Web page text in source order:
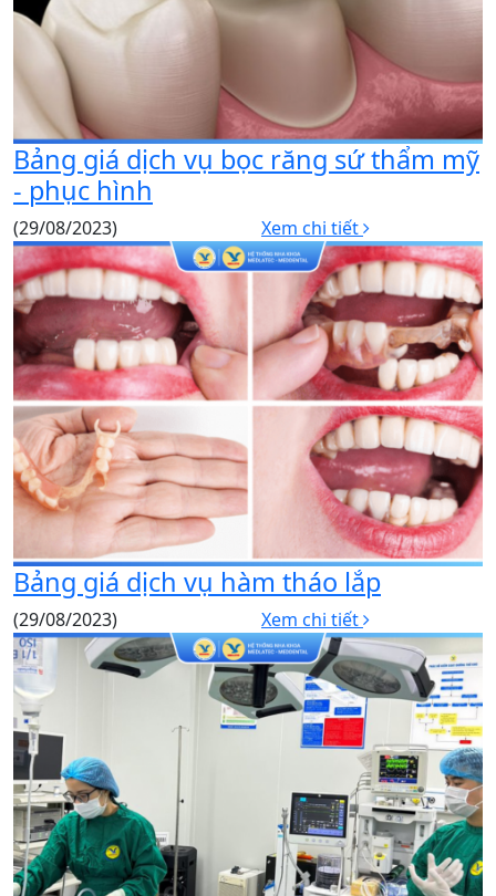
Bảng giá dịch vụ bọc răng sứ thẩm mỹ
- phục hình
(29/08/2023) Xem chi tiết
Bảng giá dịch vụ hàm tháo lắp
(29/08/2023) Xem chi tiết